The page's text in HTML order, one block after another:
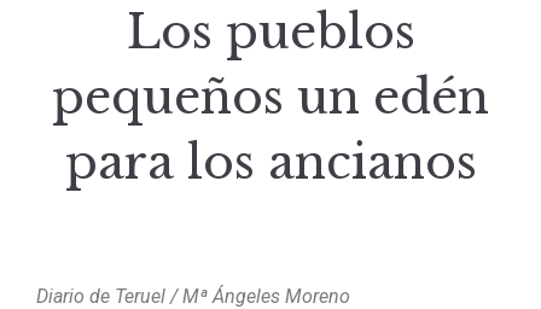
Los pueblos
pequeños un edén
para los ancianos
Diario de Teruel / Mª Ángeles Moreno